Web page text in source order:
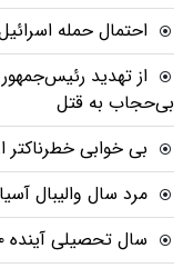
احتمال حمله
از تهدید
بی‌حجاب به قتل
بی خوابی خطرناکتر
مرد سال والیبال
سال تحصیلی آینده ۱۰۰ درصد حضوری است